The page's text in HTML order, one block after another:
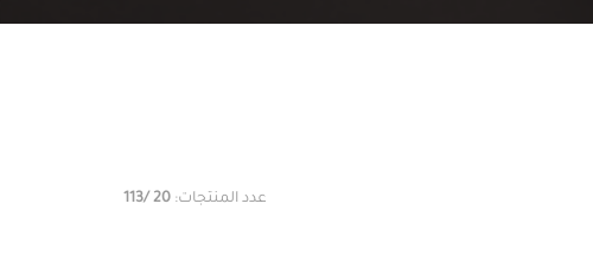
عدد المنتجات: 20
/113